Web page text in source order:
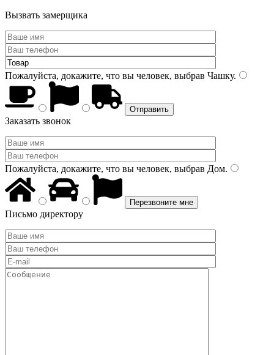
Вызвать замерщика
Пожалуйста, докажите, что вы человек, выбрав Чашку.
Заказать звонок
Пожалуйста, докажите, что вы человек, выбрав Дом.
Письмо директору